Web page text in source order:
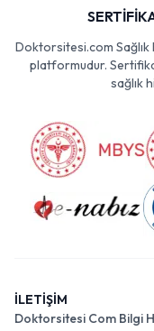
Doktorsitesi.com Sağlık
platformudur.
sağlık
İLETİŞİM
Doktorsitesi Com Bilgi